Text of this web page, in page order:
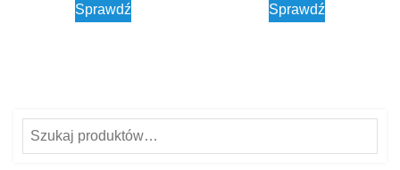
Sprawdź Sprawdź
Szukaj: